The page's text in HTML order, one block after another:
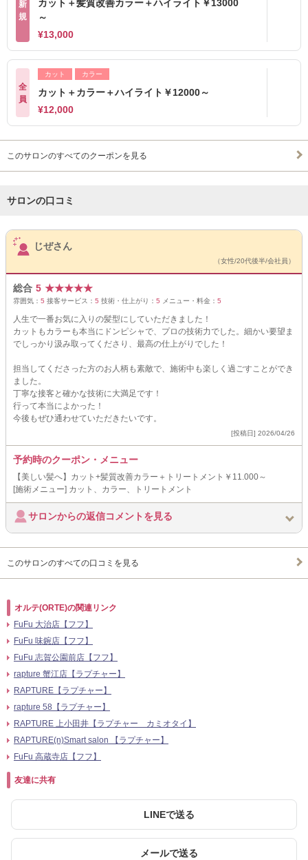
新
規
カット＋髪質改善カラー＋ハイライト￥13000
～
¥13,000
全
員
カット カラー
カット＋カラー＋ハイライト￥12000～
¥12,000
このサロンのすべてのクーポンを見る
サロンの口コミ
サロンPick Up
じぜさん
（女性/20代後半/会社員）
総合 5 ★★★★★
雰囲気： 5 接客サービス： 5 技術・仕上がり： 5 メニュー・料金： 5
人生で一番お気に入りの髪型にしていただきました！
カットもカラーも本当にドンピシャで、プロの技術力でした。細かい要望ま
でしっかり汲み取ってくださり、最高の仕上がりでした！
担当してくださった方のお人柄も素敵で、施術中も楽しく過ごすことができ
ました。
丁寧な接客と確かな技術に大満足です！
行って本当によかった！
今後もぜひ通わせていただきたいです。
[投稿日] 2026/04/26
予約時のクーポン・メニュー
【美しい髪へ】カット+髪質改善カラー＋トリートメント￥11.000～
[施術メニュー] カット、カラー、トリートメント
サロンからの返信コメントを見る
このサロンのすべての口コミを見る
オルテ(ORTE)の関連リンク
FuFu 大治店【フフ】
FuFu 味鋺店【フフ】
FuFu 志賀公園前店【フフ】
rapture 蟹江店【ラプチャー】
RAPTURE【ラプチャー】
rapture 58【ラプチャー】
RAPTURE 上小田井【ラプチャー カミオタイ】
RAPTURE(n)Smart salon 【ラプチャー】
FuFu 高蔵寺店【フフ】
友達に共有
LINEで送る
メールで送る